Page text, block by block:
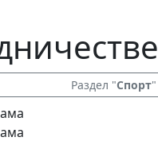
Раздел "Спорт"